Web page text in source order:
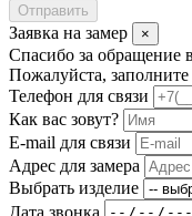
Отправить
Заявка на замер ×
Спасибо за
Пожалуйста, заполните
Телефон для связи
Как вас зовут?
E-mail для связи
Адрес для замера
Выбрать изделие
Дата звонка